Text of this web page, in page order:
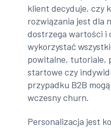
klient decyduje, czy
rozwiązania jest dla
dostrzega wartości i
wykorzystać
powitalne, tutoriale,
startowe czy
przypadku B2B
wczesny churn.
Personalizacja jest